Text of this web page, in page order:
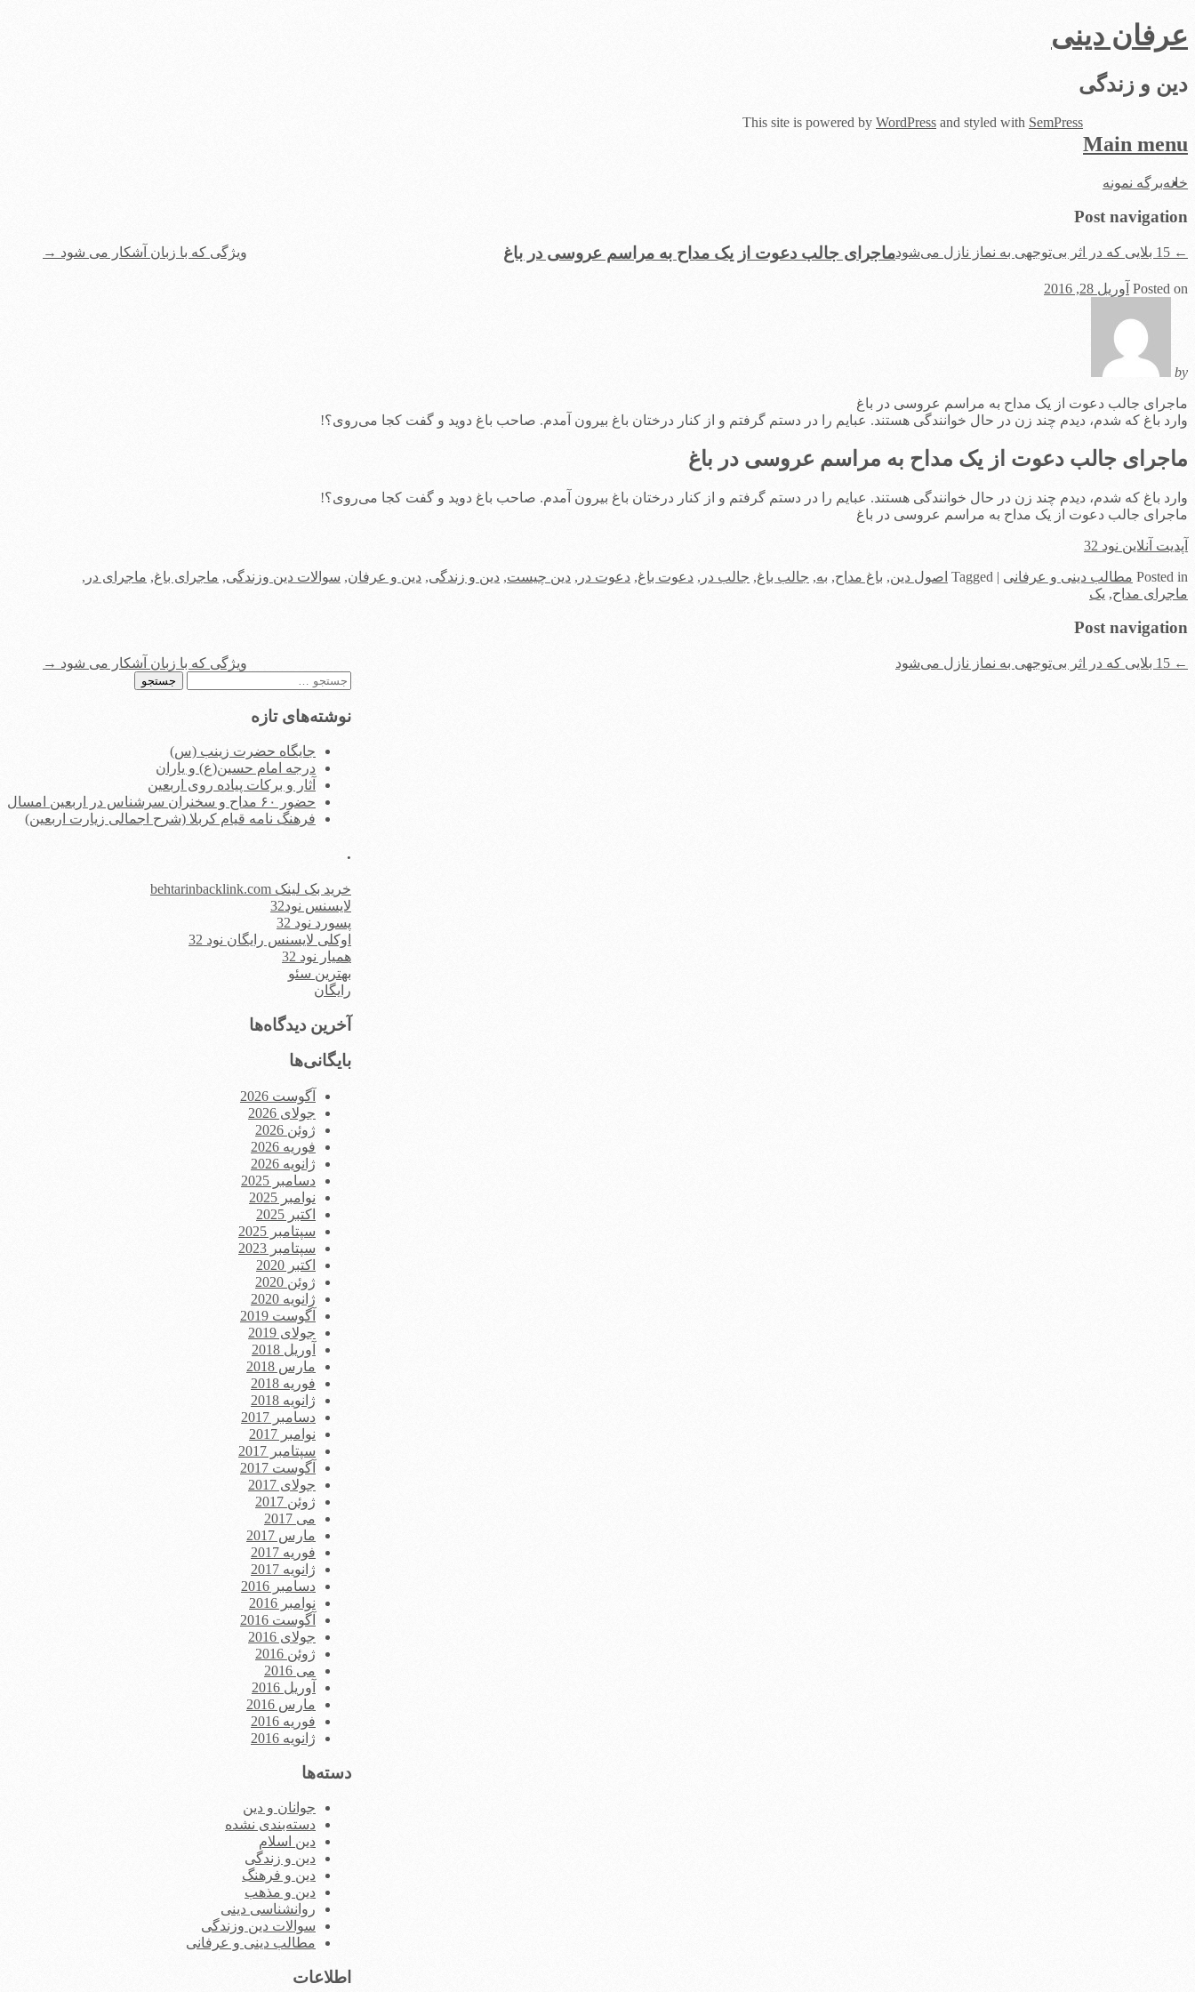
عرفان دینی
دین و زندگی
Main menu
Skip
content
خانهبرگه نمونه
Post navigation
← ویژگی که با زبان آشکار می‌ شود → ماجرای جالب دعوت از یک مداح به مراسم عروسی در باغ
Posted on آوریل 28, 2016
by
ماجرای جالب دعوت از یک مداح به مراسم عروسی در باغ
وارد باغ که شدم، دیدم چند زن در حال خوانندگی هستند. عبایم را در دستم گرفتم و از کنار درختان باغ بیرون آمدم. صاحب باغ دوید و گفت کجا می‌روی؟!
ماجرای جالب دعوت از یک مداح به مراسم عروسی در باغ
وارد باغ که شدم، دیدم چند زن در حال خوانندگی هستند. عبایم را در دستم گرفتم و از کنار درختان باغ بیرون آمدم. صاحب باغ دوید و گفت کجا می‌روی؟!
ماجرای جالب دعوت از یک مداح به مراسم عروسی در باغ
آپدیت آنلاین نود 32
Posted in مطالب دینی و عرفانی |
Tagged اصول دین, باغ مداح, به, جالب باغ, جالب در , دعوت باغ, دعوت در , دین چیست, دین و زندگی, دین و عرفان, سوالات دین وزندگی, ماجرای باغ, ماجرای در ,
ماجرای مداح, یک
Post navigation
← ویژگی که با زبان آشکار می‌ شود →
جستجو
نوشته‌های تازه
جایگاه حضرت زینب (س)
درجه امام حسین(ع) و یاران
آثار و برکات پیاده روی اربعین
حضور ۶۰ مداح و سخنران سرشناس در اربعین امسال
فرهنگ نامه قیام کربلا (شرح اجمالی زیارت اربعین)
.
خرید بک لینک behtarinbacklink.com
لایسنس نود32
پسورد نود 32
اوکلی لایسنس رایگان نود 32
همیار نود 32
بهترین سئو
رایگان
آخرین دیدگاه‌ها
بایگانی‌ها
آگوست 2026
جولای 2026
ژوئن 2026
فوریه 2026
ژانویه 2026
دسامبر 2025
نوامبر 2025
اکتبر 2025
سپتامبر 2025
سپتامبر 2023
اکتبر 2020
ژوئن 2020
ژانویه 2020
آگوست 2019
جولای 2019
آوریل 2018
مارس 2018
فوریه 2018
ژانویه 2018
دسامبر 2017
نوامبر 2017
سپتامبر 2017
آگوست 2017
جولای 2017
ژوئن 2017
می 2017
مارس 2017
فوریه 2017
ژانویه 2017
دسامبر 2016
نوامبر 2016
آگوست 2016
جولای 2016
ژوئن 2016
می 2016
آوریل 2016
مارس 2016
فوریه 2016
ژانویه 2016
دسته‌ها
جوانان و دین
دسته‌بندی نشده
دین اسلام
دین و زندگی
دین و فرهنگ
دین و مذهب
روانشناسی دینی
سوالات دین وزندگی
مطالب دینی و عرفانی
اطلاعات
This site is powered by WordPress and styled with SemPress